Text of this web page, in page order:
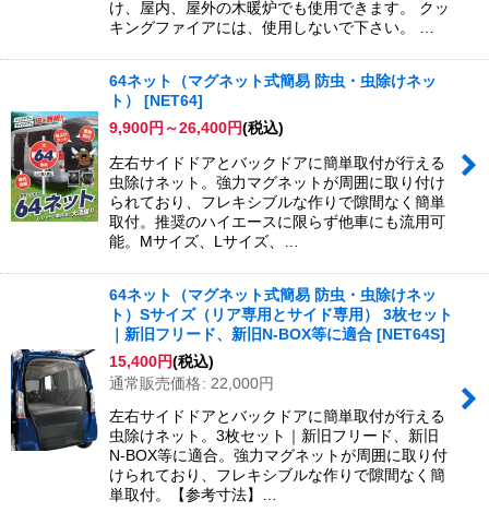
け、屋内、屋外の木暖炉でも使用できます。 クッ
キングファイアには、使用しないで下さい。 …
64ネット（マグネット式簡易 防虫・虫除けネッ
ト）
[NET64]
9,900円 ～26,400円(税込)
左右サイドドアとバックドアに簡単取付が行える
虫除けネット。強力マグネットが周囲に取り付け
られており、フレキシブルな作りで隙間なく簡単
取付。推奨のハイエースに限らず他車にも流用可
能。Mサイズ、Lサイズ、…
64ネット（マグネット式簡易 防虫・虫除けネッ
ト）Sサイズ（リア専用とサイド専用） 3枚セット
｜新旧フリード、新旧N-BOX等に適合 [NET64S]
15,400円(税込)
通常販売価格: 22,000円
左右サイドドアとバックドアに簡単取付が行える
虫除けネット。3枚セット｜新旧フリード、新旧
N-BOX等に適合。強力マグネットが周囲に取り付
けられており、フレキシブルな作りで隙間なく簡
単取付。【参考寸法】…